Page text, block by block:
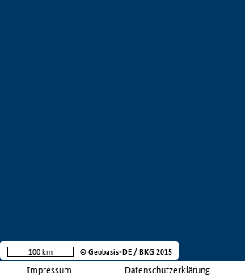
Impressum Datenschutzerklärung
100 km © Geobasis-DE / BKG 2015